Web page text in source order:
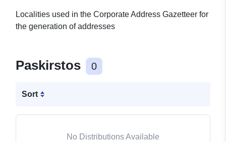
Localities used in the Corporate Address Gazetteer for
the generation of addresses
Paskirstos 0
Sort
No Distributions Available